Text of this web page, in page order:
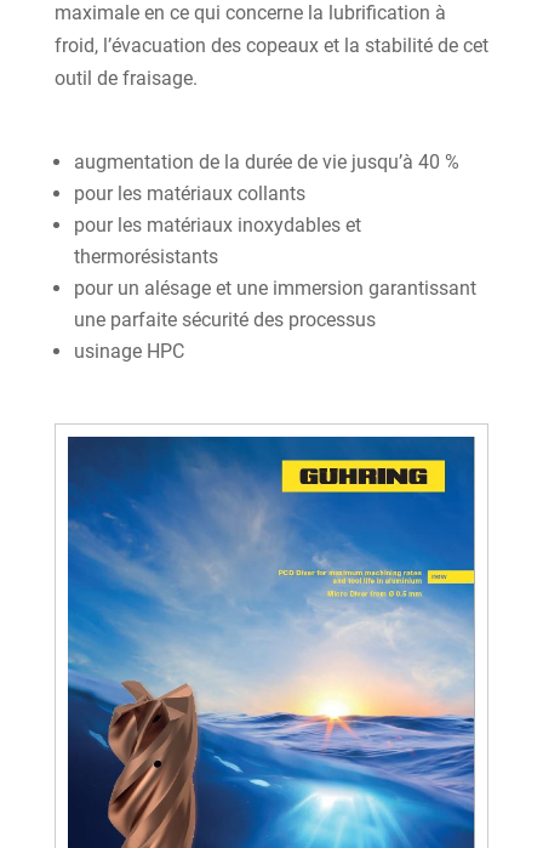
maximale en ce qui concerne la lubrification à
froid, l’évacuation des copeaux et la stabilité de cet
outil de fraisage.
augmentation de la durée de vie jusqu’à 40 %
pour les matériaux collants
pour les matériaux inoxydables et
thermorésistants
pour un alésage et une immersion garantissant
une parfaite sécurité des processus
usinage HPC